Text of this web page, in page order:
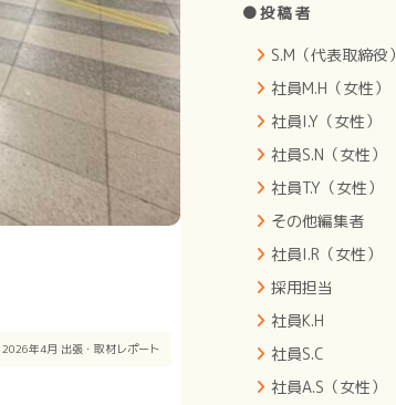
2026年4月 出張・取材レポート
●投稿者
S.M（代表取締役）
社員M.H（女性）
社員I.Y（女性）
社員S.N（女性）
社員T.Y（女性）
その他編集者
社員I.R（女性）
採用担当
社員K.H
社員S.C
社員A.S（女性）